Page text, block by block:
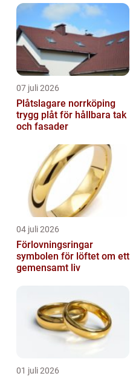
07 juli 2026
Plåtslagare norrköping
trygg plåt för hållbara tak
och fasader
04 juli 2026
Förlovningsringar
symbolen för löftet om ett
gemensamt liv
01 juli 2026